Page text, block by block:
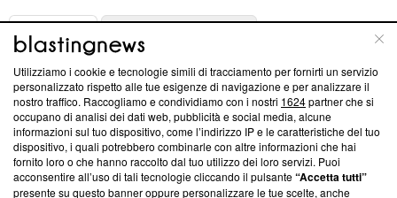
ABOUT
Questa sezione offre informazioni trasparenti su Blasting
News, sui nostri processi editoriali e su come ci impegniamo a
creare news di qualità. Inoltre, afferma la nostra aderenza a
‘Trust Project - News with Integrity’Blasting News non è
ancora membro del programma, ma ha richiesto di farne
parte; Trust Project non ha ancora effettuato una verifica di
conformità agli standard.
Utilizziamo i cookie e tecnologie simili di tracciamento per fornirti un servizio
personalizzato rispetto alle tue esigenze di navigazione e per analizzare il
nostro traffico. Raccogliamo e condividiamo con i nostri 1624partner che si
occupano di analisi dei dati web, pubblicità e social media, alcune
informazioni sul tuo dispositivo, come l’indirizzo IP e le caratteristiche del tuo
dispositivo, i quali potrebbero combinarle con altre informazioni che hai
fornito loro o che hanno raccolto dal tuo utilizzo dei loro servizi. Puoi
acconsentire all’uso di tali tecnologie cliccando il pulsante“Accetta tutti”
presente su questo banner oppure personalizzare le tue scelte, anche